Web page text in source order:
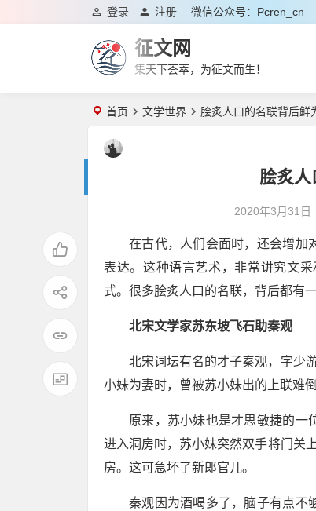
微信公众号：pcren_cn
登录 注册
征文网
集天下荟萃，为征文而生！
首页 文学世界 脍炙人口的名联背后鲜
脍炙
2020年3月31日
在古代，人们会面时，还会增加
表达。这种语言艺术，非常讲究文
式。很多脍炙人口的名联，背后都有
北宋文学家苏东坡飞石助秦观
北宋词坛有名的才子秦观，字少
小妹为妻时，曾被苏小妹出的上联难倒
原来，苏小妹也是才思敏捷的一
进入洞房时，苏小妹突然双手将门关
房。这可急坏了新郎官儿。
秦观因为酒喝多了，脑子有点不